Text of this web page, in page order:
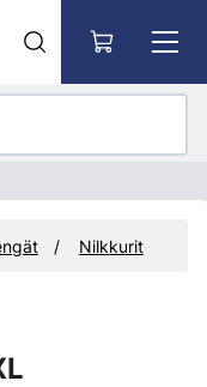
Nilkkurit